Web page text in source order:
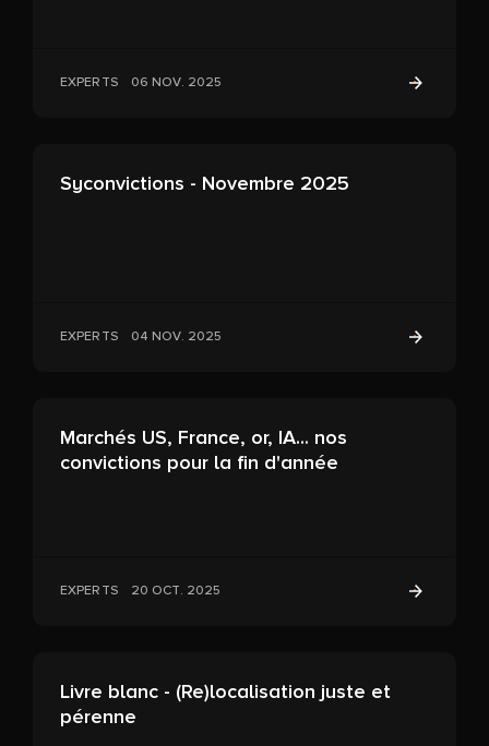
EXPERTS 06 NOV. 2025
Syconvictions - Novembre 2025
EXPERTS 04 NOV. 2025
Marchés US, France, or, IA... nos
convictions pour la fin d'année
EXPERTS 20 OCT. 2025
Livre blanc - (Re)localisation juste et
pérenne